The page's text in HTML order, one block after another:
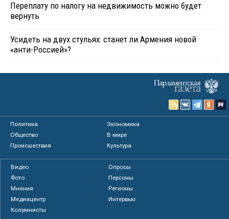
Переплату по налогу на недвижимость можно будет
вернуть
Усидеть на двух стульях: станет ли Армения новой
«анти-Россией»?
Политика
Экономика
Общество
В мире
Происшествия
Культура
Видео
Опросы
Фото
Персоны
Мнения
Регионы
Медиацентр
Интервью
Колумнисты